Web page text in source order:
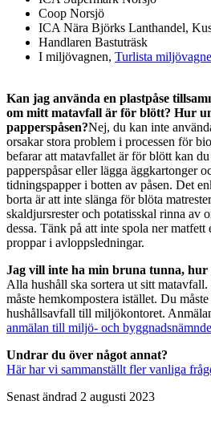
Coop Norsjö
ICA Nära Björks Lanthandel,
Handlaren Bastuträsk
I miljövagnen, Turlista
Kan jag använda en plastpåse
om mitt matavfall är för blött? Hur
papperspåsen?Nej, du kan inte
orsakar stora problem i processen för
befarar att matavfallet är för blött kan
papperspåsar eller lägga äggkartonger
tidningspapper i botten av påsen. Det
borta är att inte slänga för blöta
skaldjursrester och potatisskal rinna av
dessa. Tänk på att inte spola ner matfett
proppar i avloppsledningar.
Jag vill inte ha min bruna tunna, hur
Alla hushåll ska sortera ut sitt
måste hemkompostera istället. Du
hushållsavfall till miljökontoret.
anmälan till miljö- och
Undrar du över något annat?
Här har vi sammanställt fler vanliga
Senast ändrad 2 augusti 2023